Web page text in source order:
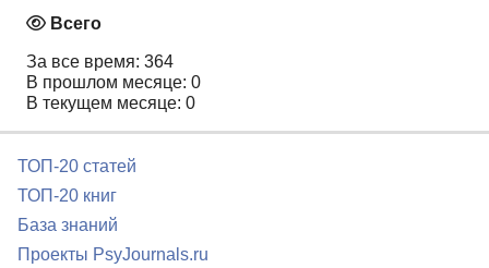
Всего
За все время: 364
В прошлом месяце: 0
В текущем месяце: 0
ТОП-20 статей
ТОП-20 книг
База знаний
Проекты PsyJournals.ru